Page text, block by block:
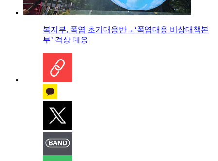
복지부, 폭염 초기대응반→‘폭염대응 비상대책본
부’ 격상 대응